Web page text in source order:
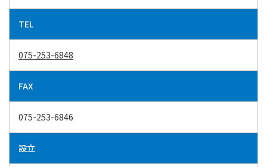
TEL
075-253-6848
FAX
075-253-6846
設立